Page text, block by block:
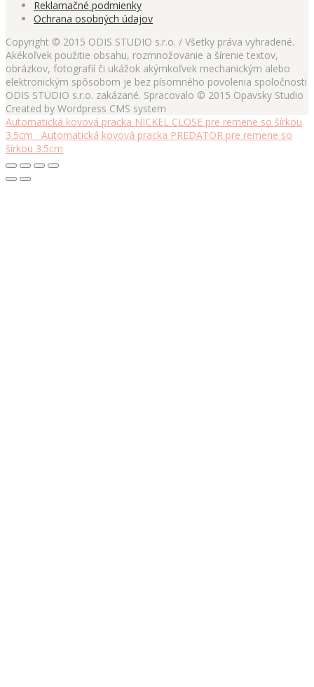
Reklamačné podmienky
Ochrana osobných údajov
Copyright © 2015 ODIS STUDIO s.r.o. / Všetky práva vyhradené.
Akékoľvek použitie obsahu, rozmnožovanie a šírenie textov,
obrázkov, fotografií či ukážok akýmkoľvek mechanickým alebo
elektronickým spôsobom je bez písomného povolenia spoločnosti
ODIS STUDIO s.r.o. zakázané. Spracovalo © 2015 Opavsky Studio
Created by Wordpress CMS system
Automatická kovová pracka NICKEL CLOSE pre remene so šírkou
3.5cm
Automatická kovová pracka PREDATOR pre remene so
šírkou 3.5cm